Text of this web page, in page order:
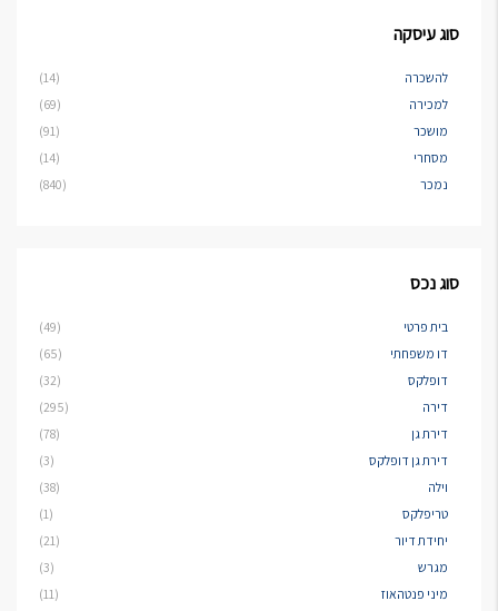
סוג עיסקה
להשכרה
(14)
למכירה
(69)
מושכר
(91)
מסחרי
(14)
נמכר
(840)
סוג נכס
בית פרטי
(49)
דו משפחתי
(65)
דופלקס
(32)
דירה
(295)
דירת גן
(78)
דירת גן דופלקס
(3)
וילה
(38)
טריפלקס
(1)
יחידת דיור
(21)
מגרש
(3)
מיני פנטהאוז
(11)